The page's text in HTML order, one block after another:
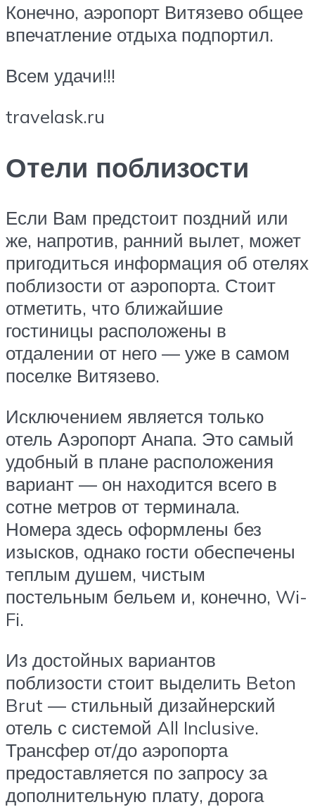
Конечно, аэропорт Витязево общее
впечатление отдыха подпортил.
Всем удачи!!!
travelask.ru
Отели поблизости
Если Вам предстоит поздний или
же, напротив, ранний вылет, может
пригодиться информация об отелях
поблизости от аэропорта. Стоит
отметить, что ближайшие
гостиницы расположены в
отдалении от него — уже в самом
поселке Витязево.
Исключением является только
отель Аэропорт Анапа. Это самый
удобный в плане расположения
вариант — он находится всего в
сотне метров от терминала.
Номера здесь оформлены без
изысков, однако гости обеспечены
теплым душем, чистым
постельным бельем и, конечно, Wi-
Fi.
Из достойных вариантов
поблизости стоит выделить Beton
Brut — стильный дизайнерский
отель с системой All Inclusive.
Трансфер от/до аэропорта
предоставляется по запросу за
дополнительную плату, дорога